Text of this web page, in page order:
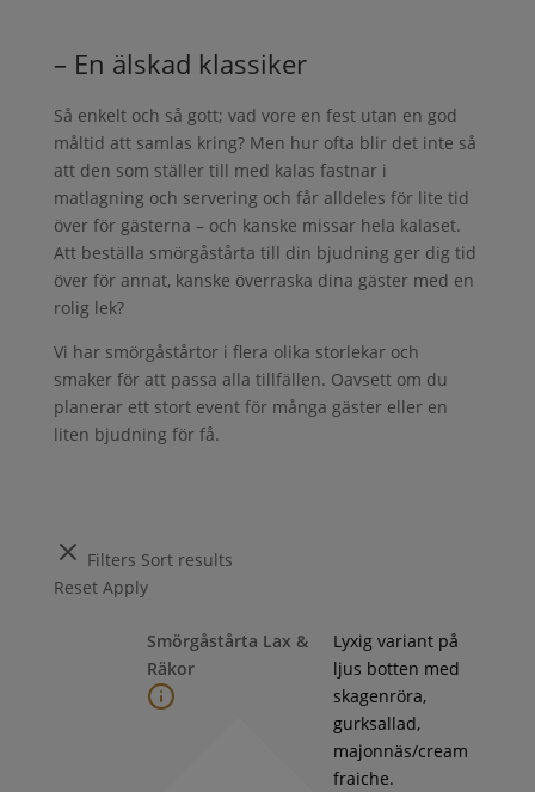
– En älskad klassiker
Så enkelt och så gott; vad vore en fest utan en god
måltid att samlas kring? Men hur ofta blir det inte så
att den som ställer till med kalas fastnar i
matlagning och servering och får alldeles för lite tid
över för gästerna – och kanske missar hela kalaset.
Att beställa smörgåstårta till din bjudning ger dig tid
över för annat, kanske överraska dina gäster med en
rolig lek?
Vi har smörgåstårtor i flera olika storlekar och
smaker för att passa alla tillfällen. Oavsett om du
planerar ett stort event för många gäster eller en
liten bjudning för få.
Filters Sort results
Reset Apply
Smörgåstårta Lax &
Räkor
Lyxig variant på
ljus botten med
skagenröra,
gurksallad,
majonnäs/cream
fraiche.